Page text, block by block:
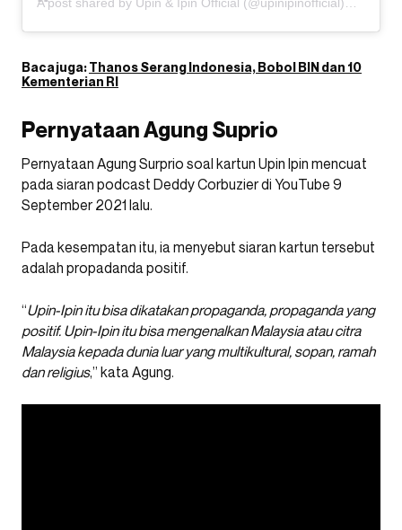
A post shared by Upin & Ipin Official (@upinipinofficial)
Baca juga:Thanos Serang Indonesia, Bobol BIN dan 10
Kementerian RI
Pernyataan Agung Suprio
Pernyataan Agung Surprio soal kartun Upin Ipin mencuat
pada siaran podcast Deddy Corbuzier di YouTube 9
September 2021 lalu.
Pada kesempatan itu, ia menyebut siaran kartun tersebut
adalah propadanda positif.
“Upin-Ipin itu bisa dikatakan propaganda, propaganda yang
positif. Upin-Ipin itu bisa mengenalkan Malaysia atau citra
Malaysia kepada dunia luar yang multikultural, sopan, ramah
dan religius,” kata Agung.